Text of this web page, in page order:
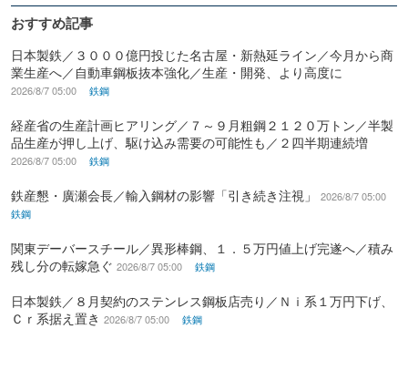
おすすめ記事
日本製鉄／３０００億円投じた名古屋・新熱延ライン／今月から商
業生産へ／自動車鋼板抜本強化／生産・開発、より高度に
2026/8/7 05:00 鉄鋼
経産省の生産計画ヒアリング／７～９月粗鋼２１２０万トン／半製
品生産が押し上げ、駆け込み需要の可能性も／２四半期連続増
2026/8/7 05:00 鉄鋼
鉄産懇・廣瀬会長／輸入鋼材の影響「引き続き注視」
2026/8/7 05:00
鉄鋼
関東デーバースチール／異形棒鋼、１．５万円値上げ完遂へ／積み
残し分の転嫁急ぐ 2026/8/7 05:00 鉄鋼
日本製鉄／８月契約のステンレス鋼板店売り／Ｎｉ系１万円下げ、
Ｃｒ系据え置き 2026/8/7 05:00 鉄鋼